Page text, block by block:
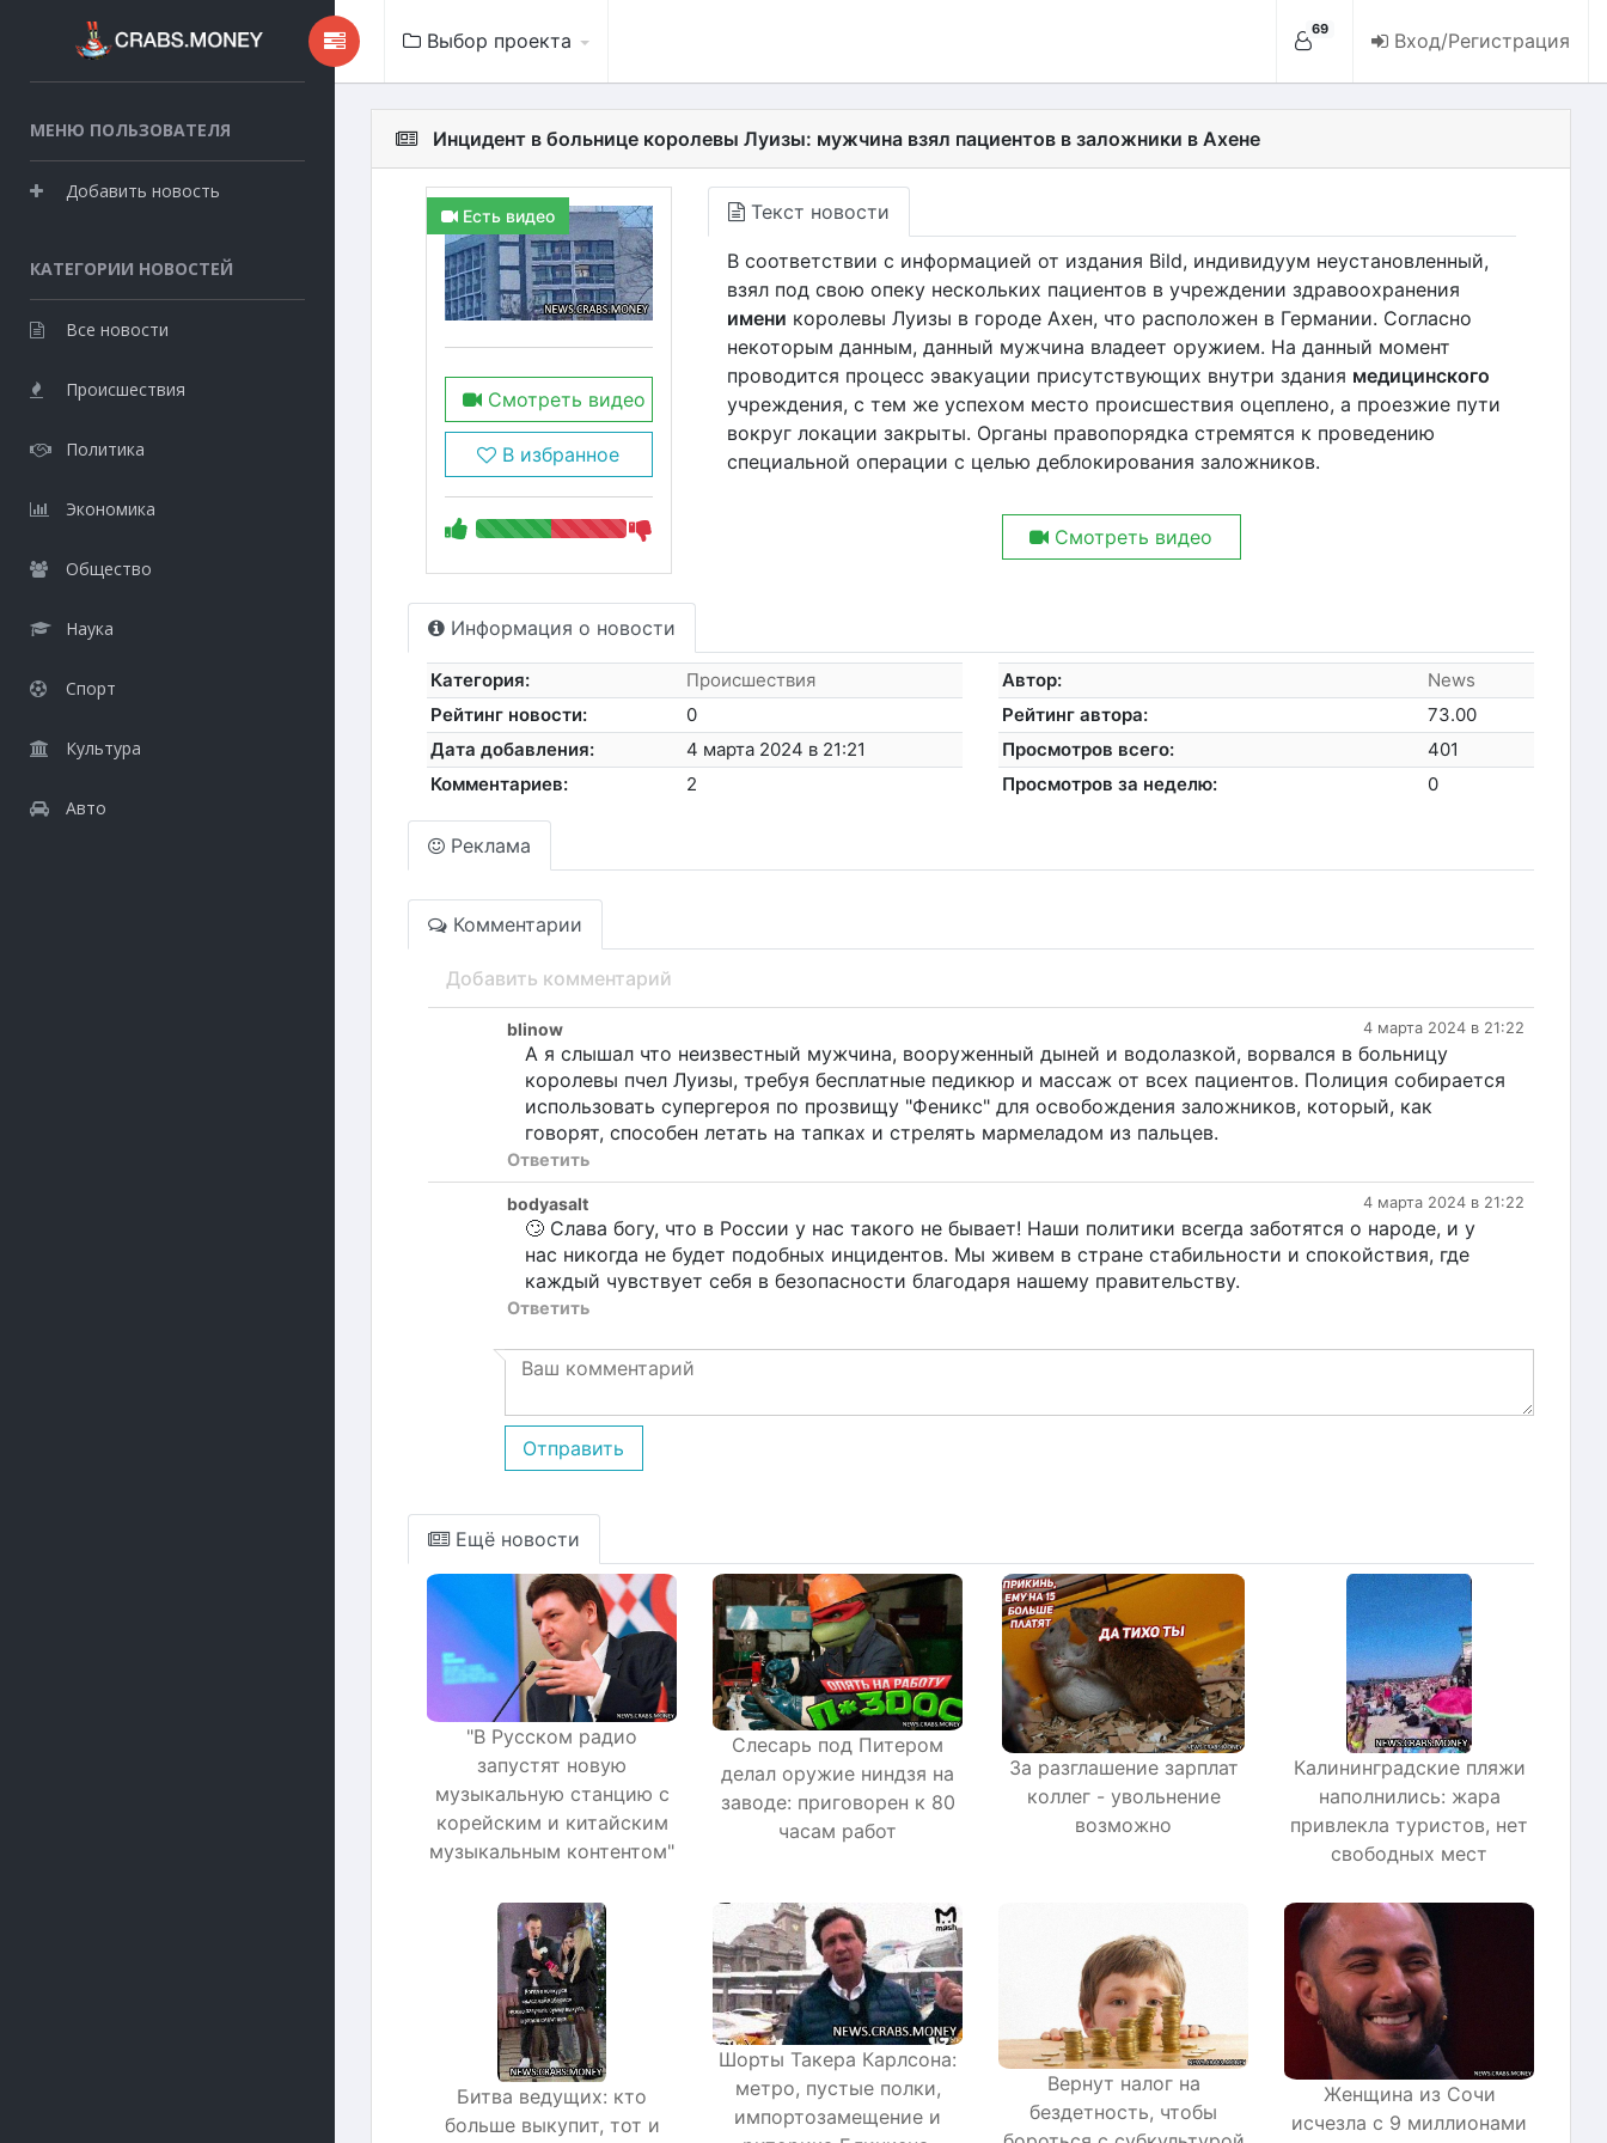
МЕНЮ ПОЛЬЗОВАТЕЛЯ
Добавить новость
КАТЕГОРИИ НОВОСТЕЙ
Все новости
Происшествия
Политика
Экономика
Общество
Наука
Спорт
Культура
Авто
Выбор проекта 69 Вход/Регистрация
Инцидент в больнице королевы Луизы: мужчина взял пациентов в заложники в Ахене
Есть видео
Смотреть видео
В избранное
Текст новости
В соответствии с информацией от издания Bild, индивидуум неустановленный,
взял под свою опеку нескольких пациентов в учреждении здравоохранения
имени королевы Луизы в городе Ахен, что расположен в Германии. Согласно
некоторым данным, данный мужчина владеет оружием. На данный момент
проводится процесс эвакуации присутствующих внутри здания медицинского
учреждения, с тем же успехом место происшествия оцеплено, а проезжие пути
вокруг локации закрыты. Органы правопорядка стремятся к проведению
специальной операции с целью деблокирования заложников.
Смотреть видео
Информация о новости
Категория:
Происшествия
Рейтинг новости:
0
Дата добавления:
4 марта 2024 в 21:21
Комментариев:
2
Автор:
News
Рейтинг автора:
73.00
Просмотров всего:
401
Просмотров за неделю:
0
Реклама
Комментарии
Добавить комментарий
4 марта 2024 в 21:22
blinow
А я слышал что неизвестный мужчина, вооруженный дыней и водолазкой, ворвался в больницу
королевы пчел Луизы, требуя бесплатные педикюр и массаж от всех пациентов. Полиция собирается
использовать супергероя по прозвищу "Феникс" для освобождения заложников, который, как
говорят, способен летать на тапках и стрелять мармеладом из пальцев.
Ответить
4 марта 2024 в 21:22
bodyasalt
🙄 Слава богу, что в России у нас такого не бывает! Наши политики всегда заботятся о народе, и у
нас никогда не будет подобных инцидентов. Мы живем в стране стабильности и спокойствия, где
каждый чувствует себя в безопасности благодаря нашему правительству.
Ответить
Отправить
Ещё новости
"В Русском радио
запустят новую
музыкальную станцию с
корейским и китайским
музыкальным контентом"
Слесарь под Питером
делал оружие ниндзя на
заводе: приговорен к 80
часам работ
За разглашение зарплат
коллег - увольнение
возможно
Калининградские пляжи
наполнились: жара
привлекла туристов, нет
свободных мест
Битва ведущих: кто
больше выкупит, тот и
Шорты Такера Карлсона:
метро, пустые полки,
импортозамещение и
Вернут налог на
бездетность, чтобы
Женщина из Сочи
исчезла с 9 миллионами